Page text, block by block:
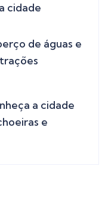
cidade
de águas e
a cidade
e